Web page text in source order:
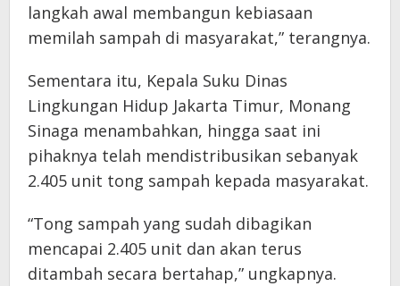
langkah awal membangun kebiasaan
memilah sampah di masyarakat,” terangnya.
Sementara itu, Kepala Suku Dinas
Lingkungan Hidup Jakarta Timur, Monang
Sinaga menambahkan, hingga saat ini
pihaknya telah mendistribusikan sebanyak
2.405 unit tong sampah kepada masyarakat.
“Tong sampah yang sudah dibagikan
mencapai 2.405 unit dan akan terus
ditambah secara bertahap,” ungkapnya.